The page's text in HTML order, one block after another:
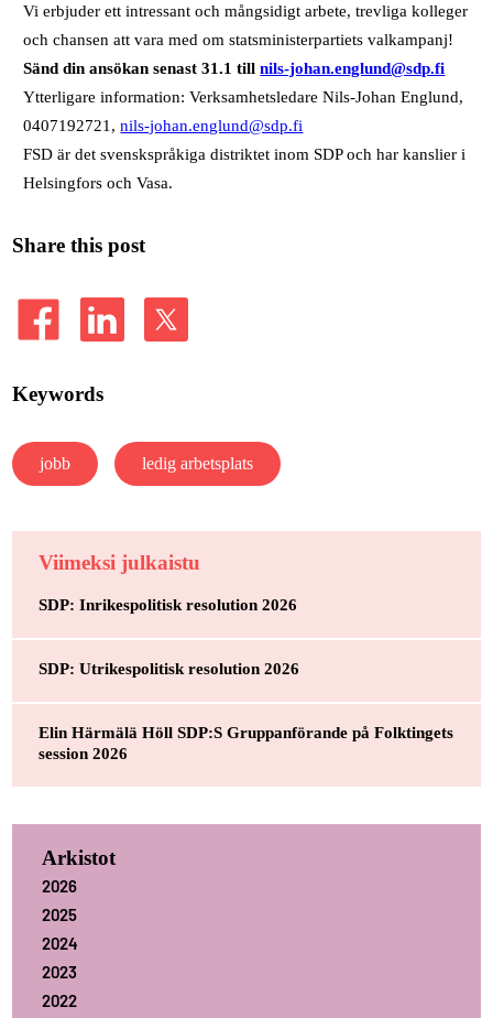
Vi erbjuder ett intressant och mångsidigt arbete, trevliga kolleger
och chansen att vara med om statsministerpartiets valkampanj!
Sänd din ansökan senast 31.1 tillnils-johan.englund@sdp.fi
Ytterligare information: Verksamhetsledare Nils-Johan Englund,
0407192721,nils-johan.englund@sdp.fi
FSD är det svenskspråkiga distriktet inom SDP och har kanslier i
Helsingfors och Vasa.
Share this post
Keywords
jobb ledig arbetsplats
Viimeksi julkaistu
SDP: Inrikespolitisk resolution 2026
SDP: Utrikespolitisk resolution 2026
Elin Härmälä Höll SDP:S Gruppanförande på Folktingets
session 2026
Arkistot
2026
2025
2024
2023
2022